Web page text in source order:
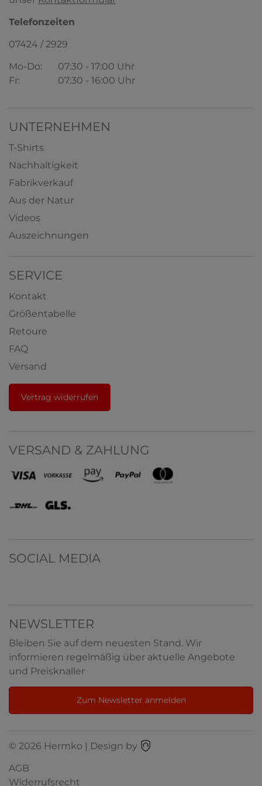
Telefonzeiten
07424 / 2929
Mo-Do:
07:30 - 17:00 Uhr
Fr:
07:30 - 16:00 Uhr
UNTERNEHMEN
T-Shirts
Nachhaltigkeit
Fabrikverkauf
Aus der Natur
Videos
Auszeichnungen
SERVICE
Kontakt
Größentabelle
Retoure
FAQ
Versand
Vertrag widerrufen
VERSAND & ZAHLUNG
SOCIAL MEDIA
NEWSLETTER
Bleiben Sie auf dem neuesten Stand. Wir
informieren regelmäßig über aktuelle Angebote
und Preisknaller
Zum Newsletter anmelden
© 2026 Hermko | Design by
AGB
Widerrufsrecht